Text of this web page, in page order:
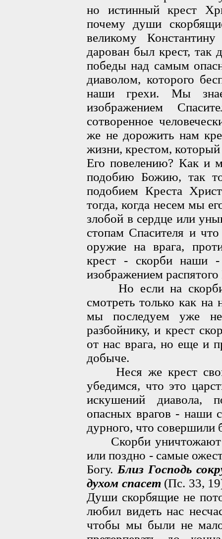
но истинный крест
почему души
великому
дарован был крест, так
победы над самым
диаволом, которого
наши грехи. Мы
изображением
сотворенное
же не дорожить нам
жизни, крестом,
Его повелению? Как и
подобию Божию, так
подобием Креста
тогда, когда несем мы
злобой в сердце или
стопам Спасителя и
оружие на врага,
крест - скорби наши
изображением распятого
Но если на скорби,
смотреть только как на
мы последуем уже не
разбойнику, и крест
от нас врага, но еще и
добыче.
Неся же крест свой,
убедимся, что это
искушений диавола,
опасных врагов - наши
дурного, что совершили
Скорби уничтожают
или поздно - самые
Богу. Близ Господь
духом спасет(Пс. 33,
Души скорбящие не
любил видеть нас
чтобы мы были не